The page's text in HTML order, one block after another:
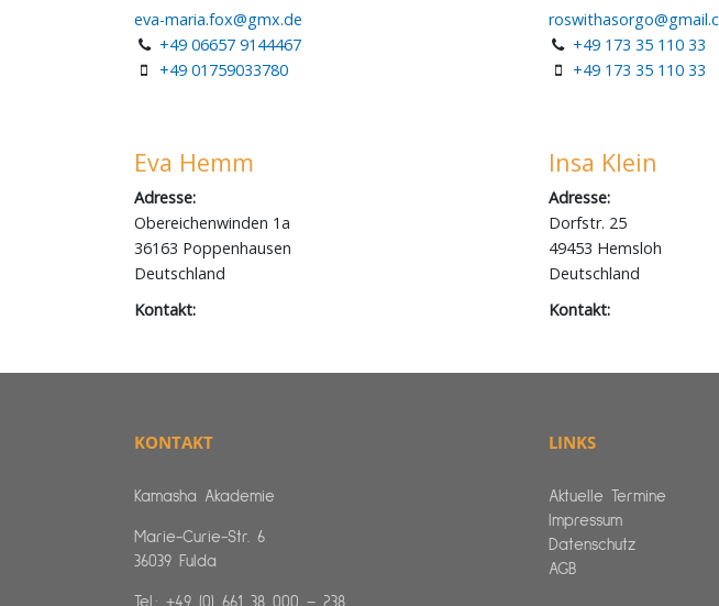
KONTAKT
Kamasha Akademie
Marie-Curie-Str. 6
36039 Fulda
Tel.: +49 (0) 661 38 000 – 238
LINKS
Aktuelle Termine
Impressum
Datenschutz
AGB